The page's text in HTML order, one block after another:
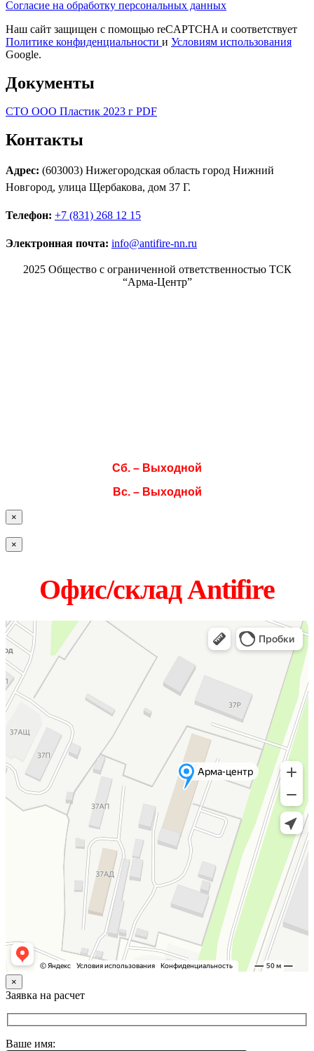
Согласие на обработку персональных данных
Наш сайт защищен с помощью reCAPTCHA и соответствует
Политике конфиденциальности и Условиям использования
Google.
Документы
СТО ООО Пластик 2023 г PDF
Контакты
Адрес: (603003) Нижегородская область город Нижний
Новгород, улица Щербакова, дом 37 Г.
Телефон: +7 (831) 268 12 15
Электронная почта: info@antifire-nn.ru
2025 Общество с ограниченной ответственностью ТСК
“Арма-Центр”
Сб. – Выходной
Вс. – Выходной
×
×
Офис/склад Antifire
×
Заявка на расчет
Ваше имя: